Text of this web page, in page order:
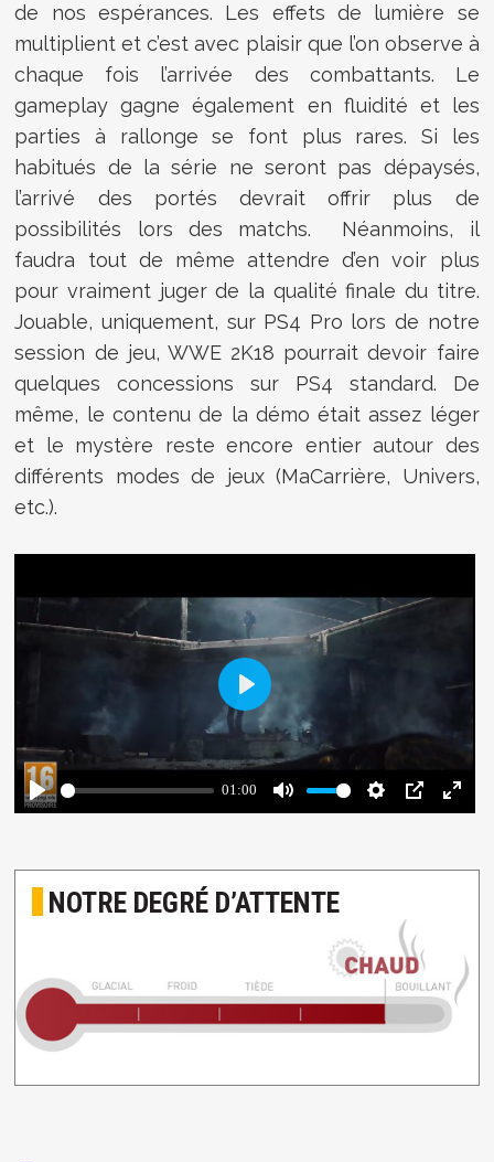
de nos espérances. Les effets de lumière se
multiplient et c’est avec plaisir que l’on observe à
chaque fois l’arrivée des combattants. Le
gameplay gagne également en fluidité et les
parties à rallonge se font plus rares. Si les
habitués de la série ne seront pas dépaysés,
l’arrivé des portés devrait offrir plus de
possibilités lors des matchs. Néanmoins, il
faudra tout de même attendre d’en voir plus
pour vraiment juger de la qualité finale du titre.
Jouable, uniquement, sur PS4 Pro lors de notre
session de jeu, WWE 2K18 pourrait devoir faire
quelques concessions sur PS4 standard. De
même, le contenu de la démo était assez léger
et le mystère reste encore entier autour des
différents modes de jeux (MaCarrière, Univers,
etc.).
NOTRE DEGRÉ D’ATTENTE